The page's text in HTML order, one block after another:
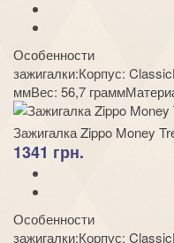
Особенности
зажигалки:Корпус:
ммВес: 56,7
Зажигалка Zippo Money
1341 грн.
Особенности
зажигалки:Корпус: